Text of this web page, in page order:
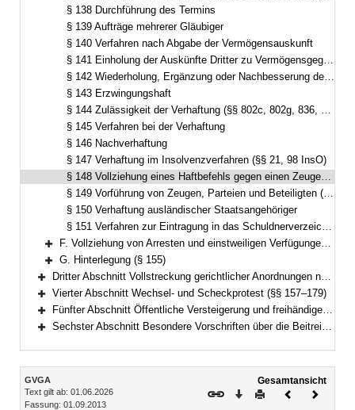
§ 138 Durchführung des Termins
§ 139 Aufträge mehrerer Gläubiger
§ 140 Verfahren nach Abgabe der Vermögensauskunft
§ 141 Einholung der Auskünfte Dritter zu Vermögensgegenständen (§ 802l ZPO)
§ 142 Wiederholung, Ergänzung oder Nachbesserung des Vermögensverzeichnisses
§ 143 Erzwingungshaft
§ 144 Zulässigkeit der Verhaftung (§§ 802c, 802g, 836, 883, 888, 889 ZPO; § 94 FamFG; § 153 Absatz 2 InsO)
§ 145 Verfahren bei der Verhaftung
§ 146 Nachverhaftung
§ 147 Verhaftung im Insolvenzverfahren (§§ 21, 98 InsO)
§ 148 Vollziehung eines Haftbefehls gegen einen Zeugen (§ 390 ZPO)
§ 149 Vorführung von Zeugen, Parteien und Beteiligten (§ 372a Absatz 2, § 380 Absatz 2 ZPO, § 33 Absatz 3, § 96a Absatz 2, § 128 Absatz 4, § 178 Absatz 2 FamFG; § 98 InsO)
§ 150 Verhaftung ausländischer Staatsangehöriger
§ 151 Verfahren zur Eintragung in das Schuldnerverzeichnis (§ 882b bis 882h ZPO)
Bereich erweitern
F. Vollziehung von Arresten und einstweiligen Verfügungen (§§ 152–154)
Bereich erweitern
G. Hinterlegung (§ 155)
Bereich erweitern
Dritter Abschnitt Vollstreckung gerichtlicher Anordnungen nach dem Gesetz über das Verfahren in Familiensachen und in den Angelegenheiten der freiwilligen Gerichtsbarkeit (§ 156)
Bereich erweitern
Vierter Abschnitt Wechsel- und Scheckprotest (§§ 157–179)
Bereich erweitern
Fünfter Abschnitt Öffentliche Versteigerung und freihändiger Verkauf außerhalb der Zwangsvollstreckung (§§ 180–195)
Sechster Abschnitt Besondere Vorschriften über die Beitreibung nach dem Justizbeitreibungsgesetz und im Verwaltungsvollstreckungsverfahren (§§ 196–199)
Inhalt
GVGA
Text gilt ab: 01.06.2026
Fassung: 01.09.2013
Gesamtansicht
Download
DruckenVorheriges